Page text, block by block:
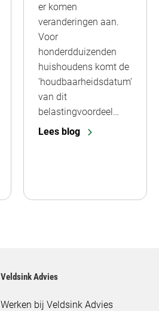
er komen
veranderingen aan.
Voor
honderdduizenden
huishoudens komt de
‘houdbaarheidsdatum’
van dit
belastingvoordeel…
Lees blog
Veldsink Advies
Werken bij Veldsink Advies